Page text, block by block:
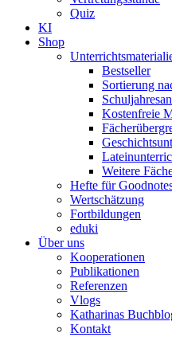
Quiz
KI
Shop
Bestseller
Sortierung
Kostenfreie
Weitere
Hefte für
Wertschätzung
Fortbildungen
eduki
Über uns
Kooperationen
Publikationen
Referenzen
Vlogs
Katharinas
Kontakt